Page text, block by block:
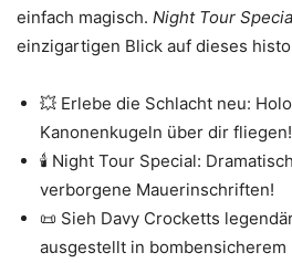
einfach magisch. Night Tour
einzigartigen Blick auf dieses
💥 Erlebe die Schlacht neu:
Kanonenkugeln über dir fliegen!
🕯️ Night Tour Special:
verborgene Mauerinschriften!
📜 Sieh Davy Crocketts
ausgestellt in bombensicherem